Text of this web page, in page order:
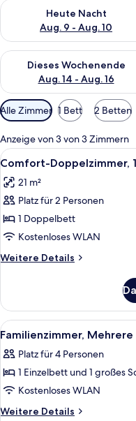
Heute Nacht
Aug. 9 - Aug. 10
Überprüfe die
Dieses Wochenende
Aug. 14 - Aug. 16
Überprüfe die
Verfügbare
Filter
für
Zimmer
Alle Zimmer 1 Bett 2 Betten
Anzeige von 3 von 3 Zimmern
Alle
Fotos
für
Comfort-
Doppelzimmer,
1
Doppelbett
(All
anzeigen
8
Comfort-Doppelzimmer,
21 m²
Platz für 2 Personen
1 Doppelbett
Kostenloses WLAN
Weitere Details
Weitere
Doppelzimmer,
Doppelbett
Comfort)
Alle
Fotos
für
Familienzimmer,
Mehrere
Betten
7
Familienzimmer,
Platz für 4 Personen
1 Einzelbett und 1 großes
Kostenloses WLAN
Weitere Details
Weitere